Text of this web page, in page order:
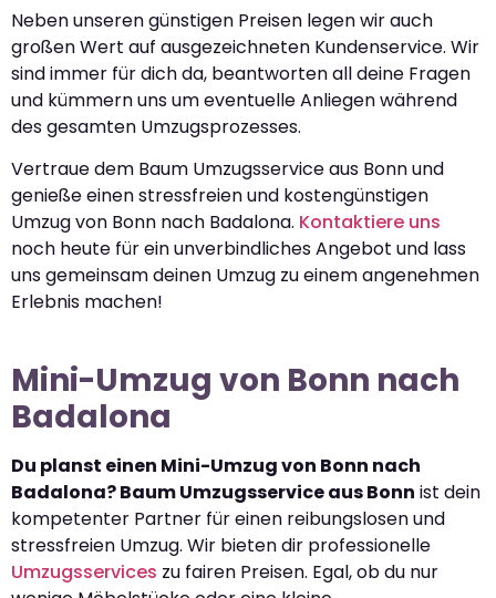
Neben unseren günstigen Preisen legen wir auch
großen Wert auf ausgezeichneten Kundenservice. Wir
sind immer für dich da, beantworten all deine Fragen
und kümmern uns um eventuelle Anliegen während
des gesamten Umzugsprozesses.
Vertraue dem Baum Umzugsservice aus Bonn und
genieße einen stressfreien und kostengünstigen
Umzug von Bonn nach Badalona. Kontaktiere uns
noch heute für ein unverbindliches Angebot und lass
uns gemeinsam deinen Umzug zu einem angenehmen
Erlebnis machen!
Mini-Umzug von Bonn nach
Badalona
Du planst einen Mini-Umzug von Bonn nach
Badalona? Baum Umzugsservice aus Bonn ist dein
kompetenter Partner für einen reibungslosen und
stressfreien Umzug. Wir bieten dir professionelle
Umzugsservices zu fairen Preisen. Egal, ob du nur